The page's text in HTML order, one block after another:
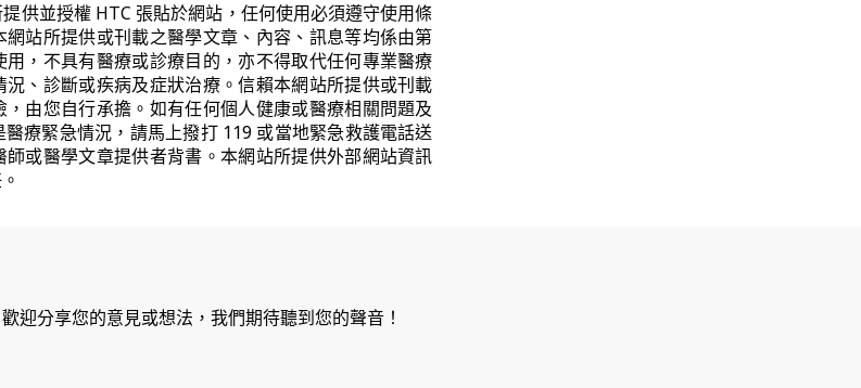
供並授權 HTC 張貼於網站，任何使用必須遵守使用條
站所提供或刊載之醫學文章、內容、訊息等均係由第
，不具有醫療或診療目的，亦不得取代任何專業醫療
、診斷或疾病及症狀治療。信賴本網站所提供或刊載
由您自行承擔。如有任何個人健康或醫療相關問題及
療緊急情況，請馬上撥打 119 或當地緊急救護電話送
或醫學文章提供者背書。本網站所提供外部網站資訊
迎分享您的意見或想法，我們期待聽到您的聲音！